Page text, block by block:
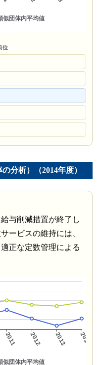
位
分析）（2014年度）
与削減措置が終了し
ービスの維持には、
正な定数管理による